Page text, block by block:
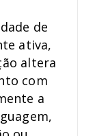
de
ativa,
altera
com
a